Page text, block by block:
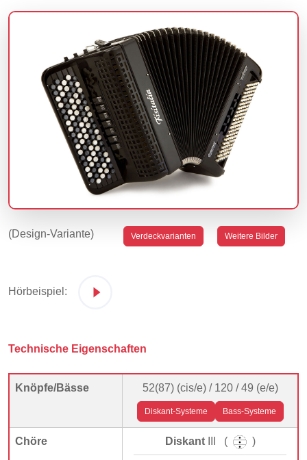
Weitere Bilder
Verdeckvarianten
(Design-Variante)
Hörbeispiel:
Technische Eigenschaften
Knöpfe/Bässe 52(87) (cis/e) / 120 / 49 (e/e)
Diskant-Systeme Bass-Systeme
Chöre DiskantIII ( )